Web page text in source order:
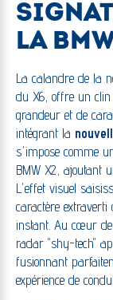
LA
La calandre de la
du X6, offre un
grandeur et de
intégrant la
s'impose comme
BMW X2, ajoutant
L'effet visuel
caractère
instant. Au cœur de
radar "shy-tech"
fusionnant
expérience de